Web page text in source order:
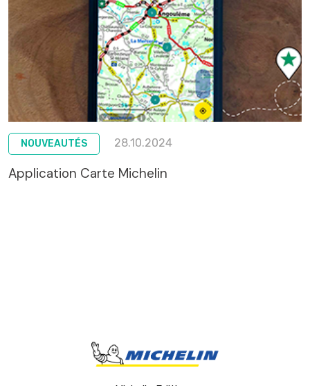
NOUVEAUTÉS 28.10.2024
Application Carte Michelin